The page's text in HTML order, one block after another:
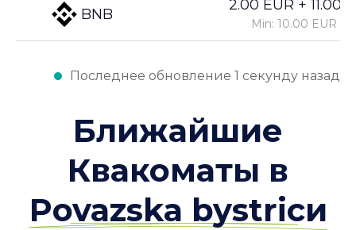
BNB
2.00 EUR +
Min: 10.00 EUR
Последнее обновление 1 секунду назад
Ближайшие
Квакоматы в
Povazska bystricи